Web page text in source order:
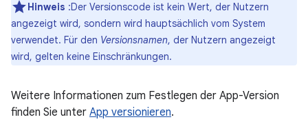
Hinweis :Der Versionscode ist kein Wert, der Nutzern
angezeigt wird, sondern wird hauptsächlich vom System
verwendet. Für den Versionsnamen, der Nutzern angezeigt
wird, gelten keine Einschränkungen.
Weitere Informationen zum Festlegen der App-Version
finden Sie unter App versionieren.